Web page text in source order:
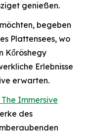
genießen.
begeben
Plattensees, wo
Kőröshegy
Erlebnisse
erwarten.
Immersive
des